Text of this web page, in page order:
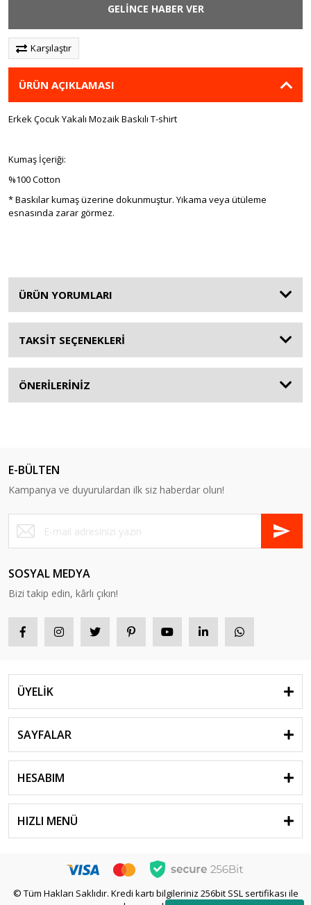
GELİNCE HABER VER
Karşılaştır
ÜRÜN AÇIKLAMASI
Erkek Çocuk Yakalı Mozaik Baskılı T-shirt
Kumaş İçeriği:
%100 Cotton
* Baskılar kumaş üzerine dokunmuştur. Yıkama veya ütüleme
esnasında zarar görmez.
ÜRÜN YORUMLARI
TAKSİT SEÇENEKLERİ
ÖNERİLERİNİZ
E-BÜLTEN
Kampanya ve duyurulardan ilk siz haberdar olun!
SOSYAL MEDYA
Bizi takip edin, kârlı çıkın!
ÜYELİK
SAYFALAR
HESABIM
HIZLI MENÜ
© Tüm Hakları Saklıdır. Kredi kartı bilgileriniz 256bit SSL sertifikası ile